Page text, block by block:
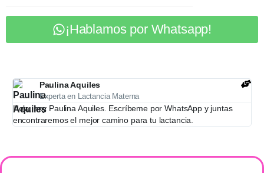
¡Hablamos por Whatsapp!
Paulina Aquiles
Experta en Lactancia Materna
Hola, soy Paulina Aquiles. Escríbeme por WhatsApp y juntas
encontraremos el mejor camino para tu lactancia.